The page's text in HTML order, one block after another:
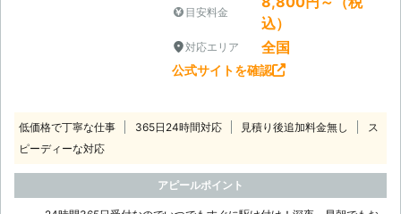
目安料金
込）
対応エリア 全国
公式サイトを確認
低価格で丁寧な仕事 365日24時間対応 見積り後追加料金無し
ス
ピーディーな対応
アピールポイント